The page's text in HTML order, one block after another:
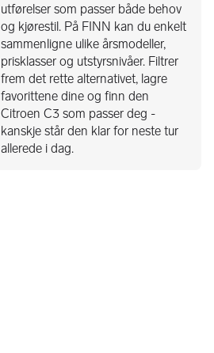
utførelser som passer både behov
og kjørestil. På FINN kan du enkelt
sammenligne ulike årsmodeller,
prisklasser og utstyrsnivåer. Filtrer
frem det rette alternativet, lagre
favorittene dine og finn den
Citroen C3 som passer deg -
kanskje står den klar for neste tur
allerede i dag.